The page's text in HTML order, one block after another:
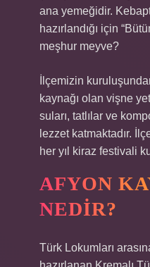
ana yemeğidir.
hazırlandığı için
meşhur meyve?
İlçemizin
kaynağı olan vişne
suları, tatlılar ve
lezzet katmaktadır.
her yıl kiraz festivali
AFYON
NEDIR?
Türk Lokumları